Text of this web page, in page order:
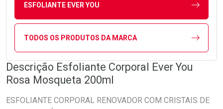
ESFOLIANTE EVER YOU
TODOS OS PRODUTOS DA MARCA
Descrição Esfoliante Corporal Ever You
Rosa Mosqueta 200ml
ESFOLIANTE CORPORAL RENOVADOR COM CRISTAIS DE